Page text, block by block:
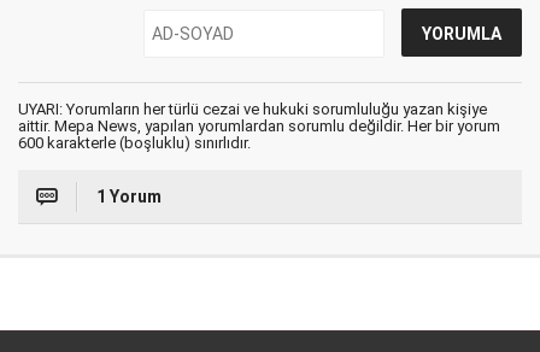
UYARI: Yorumların her türlü cezai ve hukuki sorumluluğu yazan kişiye
aittir. Mepa News, yapılan yorumlardan sorumlu değildir. Her bir yorum
600 karakterle (boşluklu) sınırlıdır.
1 Yorum